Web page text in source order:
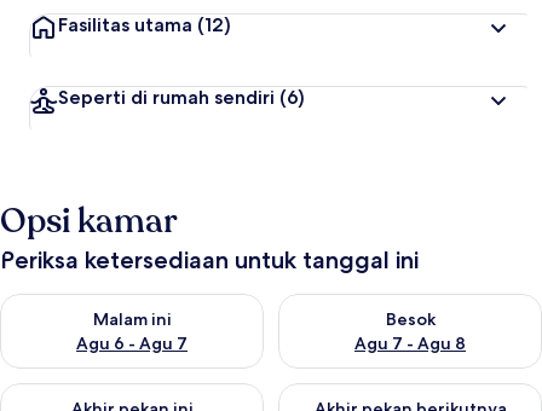
Fasilitas utama (12)
Seperti di rumah sendiri (6)
Opsi kamar
Periksa ketersediaan untuk tanggal ini
Malam ini
Agu 6 - Agu 7
Periksa ketersediaan untuk malam ini Agu 6 - Agu 7
Besok
Agu 7 - Agu 8
Periksa ketersediaan untuk
Periksa ketersediaan untuk akhir pekan ini Agu 7 - Agu 9
Periksa ketersediaan untuk